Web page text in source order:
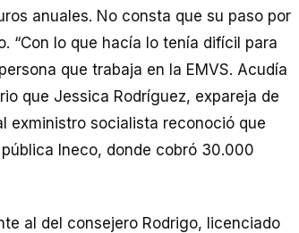
anuales. No consta que su paso por
“Con lo que hacía lo tenía difícil para
que trabaja en la EMVS. Acudía
que Jessica Rodríguez, expareja de
exministro socialista reconoció que
Ineco, donde cobró 30.000
al del consejero Rodrigo, licenciado